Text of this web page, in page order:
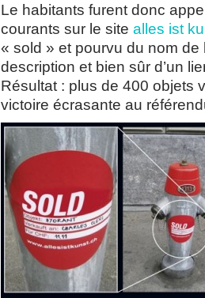
Le habitants furent donc
courants sur le site alles ist
« sold » et pourvu du nom de
description et bien sûr d’un
Résultat : plus de 400 objets
victoire écrasante au